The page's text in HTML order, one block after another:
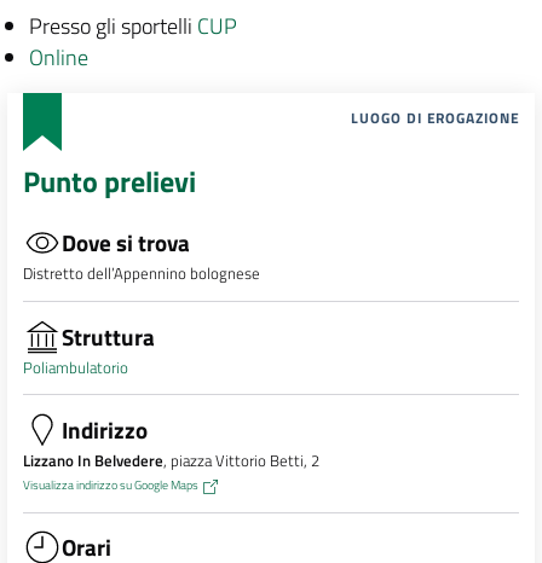
Presso gli sportelli CUP
Online
LUOGO DI EROGAZIONE
Punto prelievi
Dove si trova
Distretto dell’Appennino bolognese
Struttura
Poliambulatorio
Indirizzo
Lizzano In Belvedere, piazza Vittorio Betti, 2
Visualizza indirizzo su Google Maps
Orari